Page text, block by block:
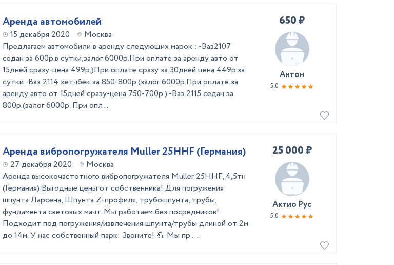
Аренда автомобилей
15 декабря 2020
Москва
Предлагаем автомобили в аренду следующих марок : -Ваз2107
седан за 600р.в сутки,залог 6000р.При оплате за аренду авто от
15дней сразу-цена 499р.)При оплате сразу за 30дней цена 449р.за
сутки -Ваз 2114 хетчбек за 850-800р.(залог 6000р.При оплате за
аренду авто от 15дней сразу-цена 750-700р.) -Ваз 2115 седан за
800р.(залог 6000р. При опл ...
650 ₽
Антон
5.0
Аренда вибропогружателя Muller 25HHF (Германия)
27 декабря 2020
Москва
Аренда высокочастотного вибропогружателя Muller 25HHF, 4,5тн
(Германия) Выгодные цены от собственника! Для погружения
шпунта Ларсена, Шпунта Z-профиля, трубошпунта, трубы,
фундамента световых мачт. Мы работаем без посредников!
Подходит под погружения/извлечения шпунта/трубы длиной от 2м
до 14м. У нас собственный парк: Звоните! 💪 Мы пр ...
25 000 ₽
Актио Рус
5.0